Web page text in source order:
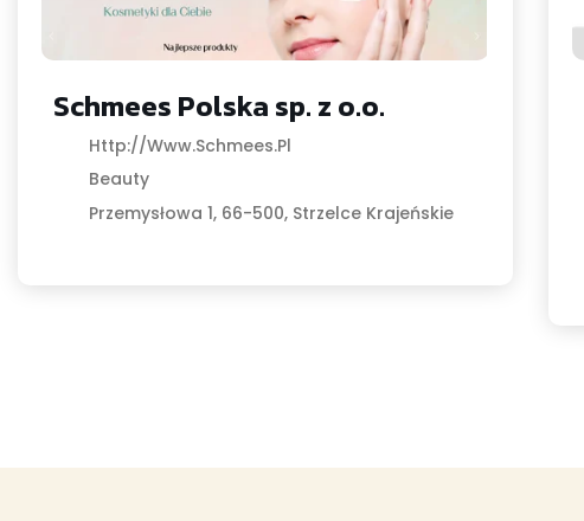
Schmees Polska sp. z o.o.
Http://www.schmees.pl
Beauty
Przemysłowa 1, 66-500, Strzelce Krajeńskie